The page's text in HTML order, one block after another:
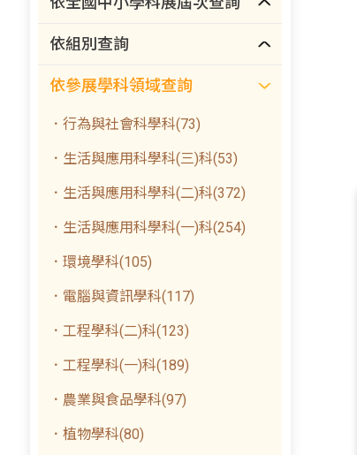
依組別查詢
依參展學科領域查詢
．行為與社會科學科(73)
．生活與應用科學科(三)科(53)
．生活與應用科學科(二)科(372)
．生活與應用科學科(一)科(254)
．環境學科(105)
．電腦與資訊學科(117)
．工程學科(二)科(123)
．工程學科(一)科(189)
．農業與食品學科(97)
．植物學科(80)